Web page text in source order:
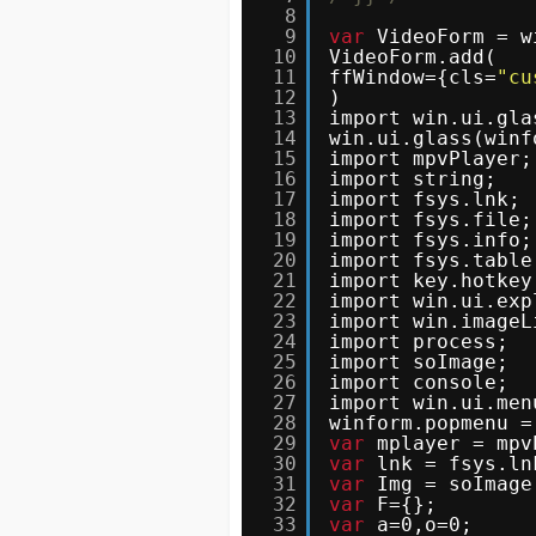
8
9
10
11
12
13
14
15
16
17
18
19
20
21
22
23
24
25
26
27
28
29
30
31
32
33
var VideoForm =
VideoForm.add(
ffWindow={cls=
)
import
import mpvPlayer;
import string;
import fsys.lnk;
import fsys.file;
import fsys.info;
import
import
import
import
import process;
import soImage;
import console;
import
winform.popmenu
var mplayer =
var
lnk =
var
Img =
var
F={};
var
a=0,o=0;